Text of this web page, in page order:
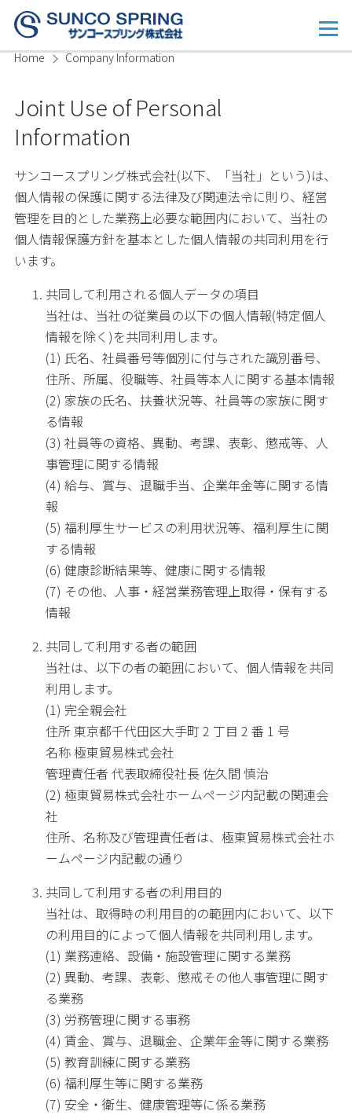
Skip to main content
Menu
Home Company Information
Joint Use of Personal
Information
サンコースプリング株式会社(以下、「当社」という)は、
個人情報の保護に関する法律及び関連法令に則り、経営
管理を目的とした業務上必要な範囲内において、当社の
個人情報保護方針を基本とした個人情報の共同利用を行
います。
共同して利用される個人データの項目
当社は、当社の従業員の以下の個人情報(特定個人
情報を除く)を共同利用します。
(1) 氏名、社員番号等個別に付与された識別番号、
住所、所属、役職等、社員等本人に関する基本情報
(2) 家族の氏名、扶養状況等、社員等の家族に関す
る情報
(3) 社員等の資格、異動、考課、表彰、懲戒等、人
事管理に関する情報
(4) 給与、賞与、退職手当、企業年金等に関する情
報
(5) 福利厚生サービスの利用状況等、福利厚生に関
する情報
(6) 健康診断結果等、健康に関する情報
(7) その他、人事・経営業務管理上取得・保有する
情報
共同して利用する者の範囲
当社は、以下の者の範囲において、個人情報を共同
利用します。
(1) 完全親会社
住所 東京都千代田区大手町 2 丁目 2 番 1 号
名称 極東貿易株式会社
管理責任者 代表取締役社長 佐久間 慎治
(2) 極東貿易株式会社ホームページ内記載の関連会
社
住所、名称及び管理責任者は、極東貿易株式会社ホ
ームページ内記載の通り
共同して利用する者の利用目的
当社は、取得時の利用目的の範囲内において、以下
の利用目的によって個人情報を共同利用します。
(1) 業務連絡、設備・施設管理に関する業務
(2) 異動、考課、表彰、懲戒その他人事管理に関す
る業務
(3) 労務管理に関する事務
(4) 賃金、賞与、退職金、企業年金等に関する業務
(5) 教育訓練に関する業務
(6) 福利厚生等に関する業務
(7) 安全・衛生、健康管理等に係る業務